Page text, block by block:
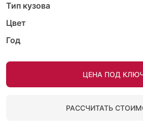
Тип кузова
Цвет
Год
ЦЕНА ПОД
РАССЧИТАТЬ